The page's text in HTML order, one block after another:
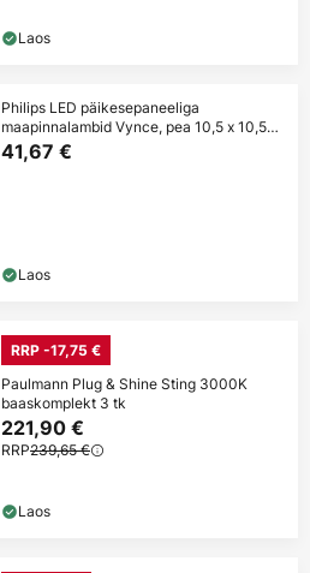
Laos
Philips LED päikesepaneeliga
maapinnalambid Vynce, pea 10,5 x 10,5
cm
41,67 €
Laos
RRP -17,75 €
Paulmann Plug & Shine Sting 3000K
baaskomplekt 3 tk
221,90 €
RRP239,65 €
Laos